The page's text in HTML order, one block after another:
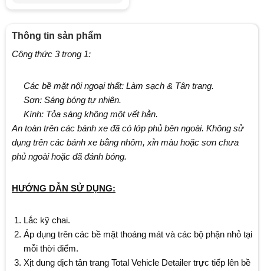
Thông tin sản phẩm
Công thức 3 trong 1:
Các bề mặt nội ngoại thất: Làm sạch & Tân trang.
Sơn: Sáng bóng tự nhiên.
Kính: Tỏa sáng không một vết hằn.
An toàn trên các bánh xe đã có lớp phủ bên ngoài. Không sử
dụng trên các bánh xe bằng nhôm, xỉn màu hoặc sơn chưa
phủ ngoài hoặc đã đánh bóng.
HƯỚNG DẪN SỬ DỤNG:
Lắc kỹ chai.
Áp dụng trên các bề mặt thoáng mát và các bộ phận nhỏ tại
mỗi thời điểm.
Xịt dung dịch tân trang Total Vehicle Detailer trực tiếp lên bề